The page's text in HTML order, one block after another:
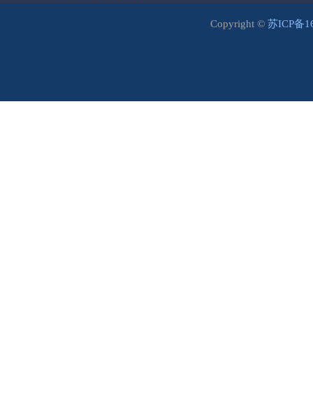
Copyright © 苏ICP备